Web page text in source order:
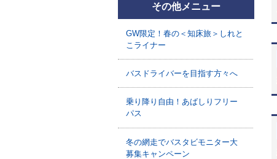
その他メニュー
GW限定！春の＜知床旅＞しれと
こライナー
バスドライバーを目指す方々へ
乗り降り自由！あばしりフリー
パス
冬の網走でバスタビモニター大
募集キャンペーン